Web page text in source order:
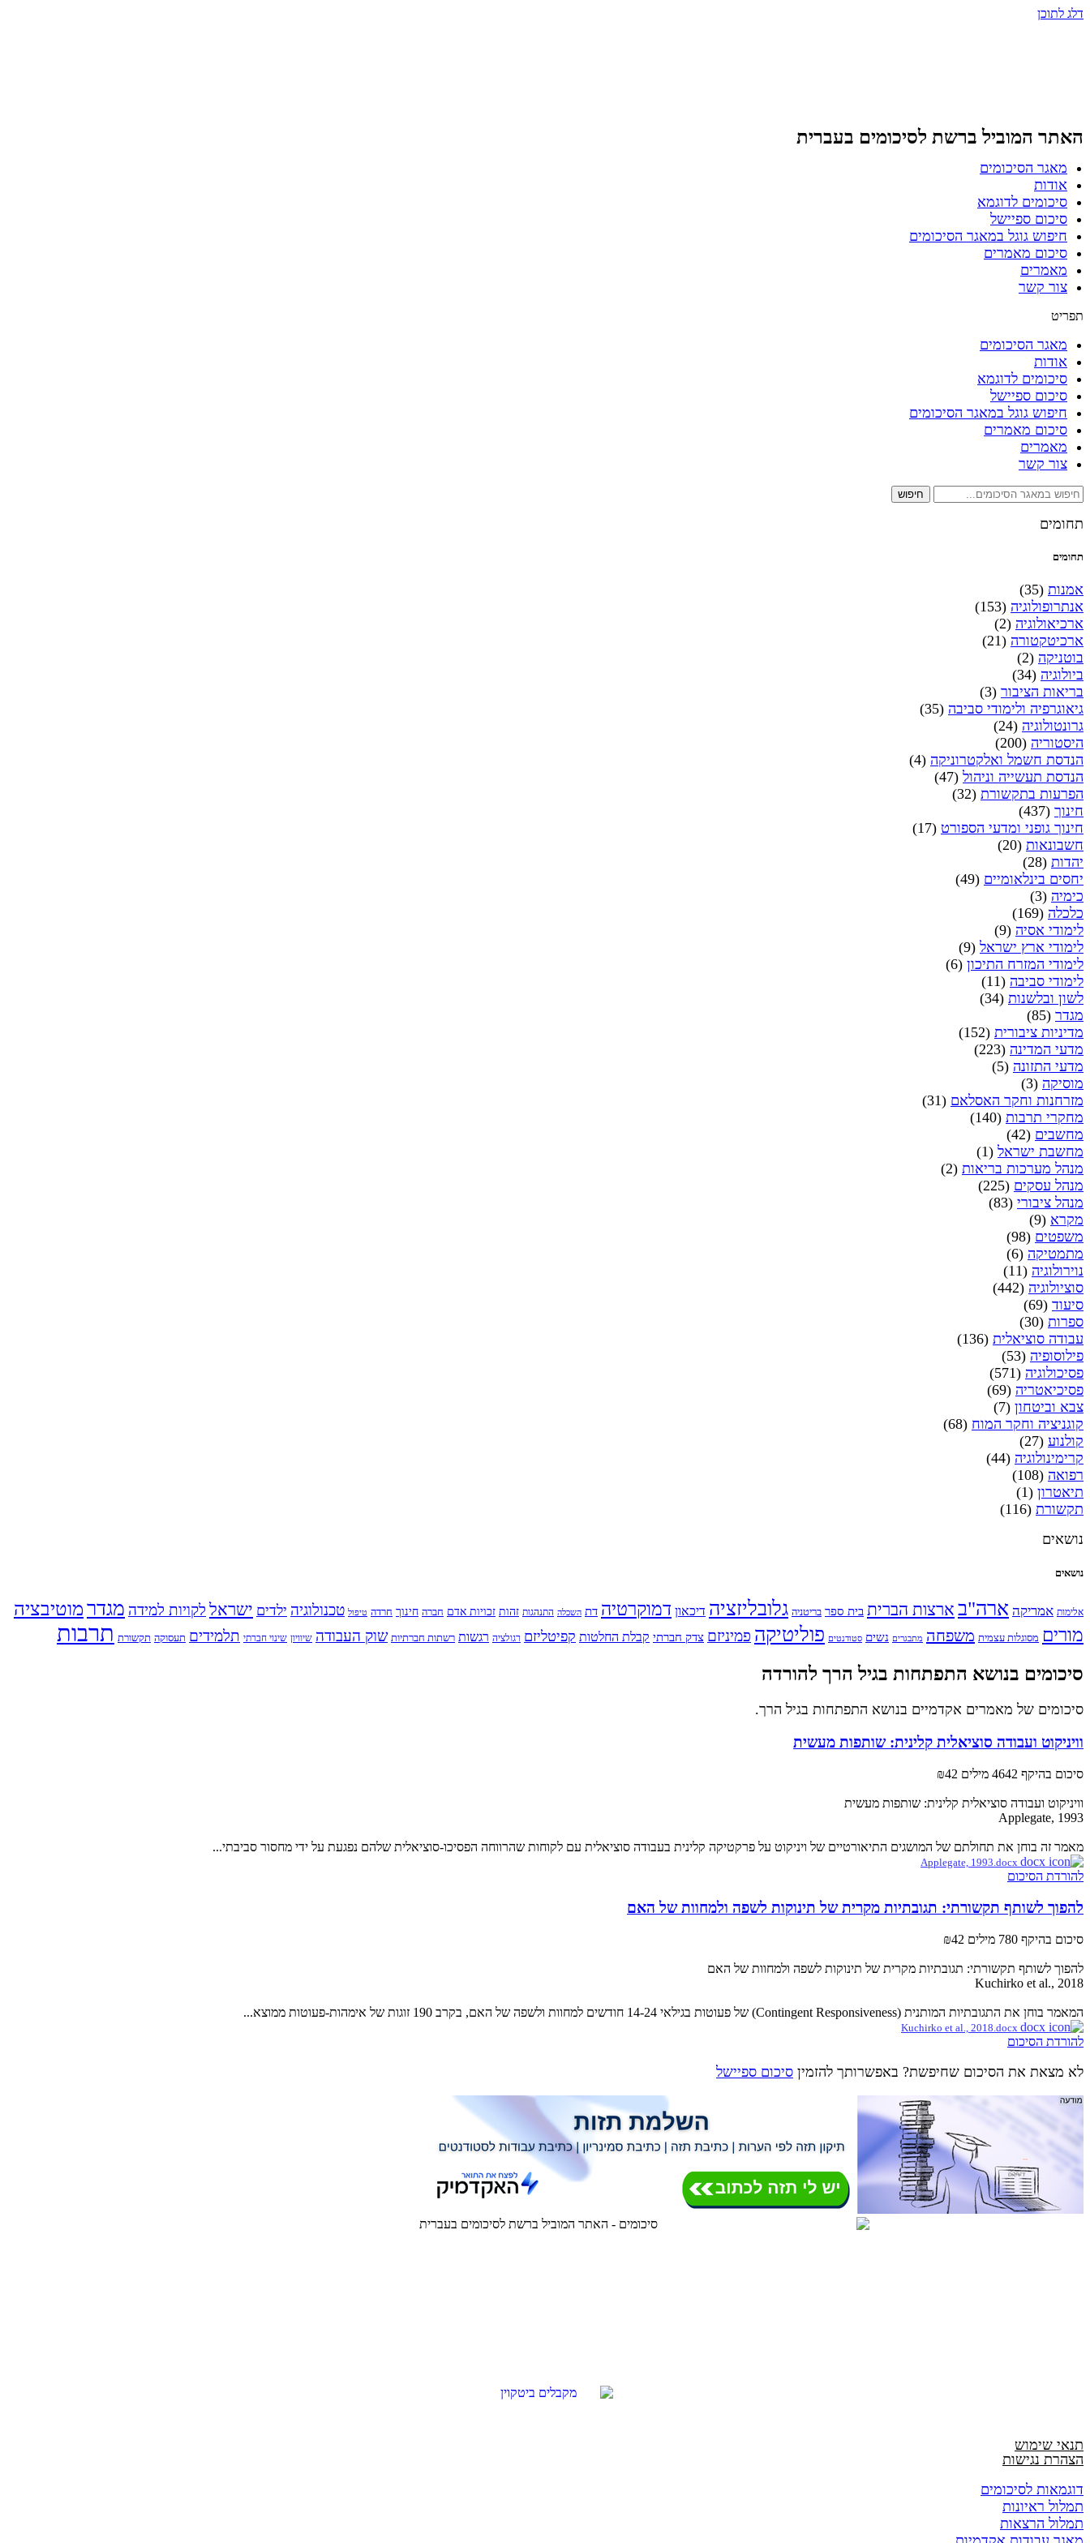
דלג לתוכן
האתר המוביל ברשת לסיכומים בעברית
מאגר הסיכומים
אודות
סיכומים לדוגמא
סיכום ספיישל
חיפוש גוגל במאגר הסיכומים
סיכום מאמרים
מאמרים
צור קשר
תפריט
מאגר הסיכומים
אודות
סיכומים לדוגמא
סיכום ספיישל
חיפוש גוגל במאגר הסיכומים
סיכום מאמרים
מאמרים
צור קשר
חיפוש
תחומים
תחומים
אמנות (35)
אנתרופולוגיה (153)
ארכיאולוגיה (2)
ארכיטקטורה (21)
בוטניקה (2)
ביולוגיה (34)
בריאות הציבור (3)
גיאוגרפיה ולימודי סביבה (35)
גרונטולוגיה (24)
היסטוריה (200)
הנדסת חשמל ואלקטרוניקה (4)
הנדסת תעשייה וניהול (47)
הפרעות בתקשורת (32)
חינוך (437)
חינוך גופני ומדעי הספורט (17)
חשבונאות (20)
יהדות (28)
יחסים בינלאומיים (49)
כימיה (3)
כלכלה (169)
לימודי אסיה (9)
לימודי ארץ ישראל (9)
לימודי המזרח התיכון (6)
לימודי סביבה (11)
לשון ובלשנות (34)
מגדר (85)
מדיניות ציבורית (152)
מדעי המדינה (223)
מדעי התזונה (5)
מוסיקה (3)
מזרחנות וחקר האסלאם (31)
מחקרי תרבות (140)
מחשבים (42)
מחשבת ישראל (1)
מנהל מערכות בריאות (2)
מנהל עסקים (225)
מנהל ציבורי (83)
מקרא (9)
משפטים (98)
מתמטיקה (6)
נוירולוגיה (11)
סוציולוגיה (442)
סיעוד (69)
ספרות (30)
עבודה סוציאלית (136)
פילוסופיה (53)
פסיכולוגיה (571)
פסיכיאטריה (69)
צבא וביטחון (7)
קוגניציה וחקר המוח (68)
קולנוע (27)
קרימינולוגיה (44)
רפואה (108)
תיאטרון (1)
תקשורת (116)
נושאים
נושאים
אלימות אמריקה ארה"ב ארצות הברית בית ספר בריטניה גלובליזציה דיכאון דמוקרטיה דת השכלה התנהגות זהות זכויות אדם חברה חינוך חרדה טיפול טכנולוגיה ילדים ישראל לקויות למידה מגדרמוטיבציה
מורים מסוגלות עצמית משפחה מתבגרים נשים סטודנטים פוליטיקה פמיניזם צדק חברתי קבלת החלטות קפיטליזם רגולציה רגשות רשתות חברתיות שוק העבודה שיוויון שינוי חברתי תלמידים תעסוקה תקשורת תרבות
סיכומים בנושא התפתחות בגיל הרך להורדה
סיכומים של מאמרים אקדמיים בנושא התפתחות בגיל הרך.
וויניקוט ועבודה סוציאלית קלינית: שותפות מעשית
סיכום בהיקף 4642 מילים ₪42
וויניקוט ועבודה סוציאלית קלינית: שותפות מעשית
Applegate, 1993
מאמר זה בוחן את תחולתם של המושגים התיאורטיים של ויניקוט על פרקטיקה קלינית בעבודה סוציאלית עם לקוחות שהרווחה הפסיכו-סוציאלית שלהם נפגעת על ידי מחסור סביבתי...
להורדת הסיכום
להפוך לשותף תקשורתי: תגובתיות מקרית של תינוקות לשפה ולמחוות של האם
סיכום בהיקף 780 מילים ₪42
להפוך לשותף תקשורתי: תגובתיות מקרית של תינוקות לשפה ולמחוות של האם
Kuchirko et al., 2018
המאמר בוחן את התגובתיות המותנית (Contingent Responsiveness) של פעוטות בגילאי 14-24 חודשים למחוות ולשפה של האם, בקרב 190 זוגות של אימהות-פעוטות ממוצא...
להורדת הסיכום
לא מצאת את הסיכום שחיפשת? באפשרותך להזמין סיכום ספיישל
תנאי שימוש
הצהרת נגישות
דוגמאות לסיכומים
תמלול ראיונות
תמלול הרצאות